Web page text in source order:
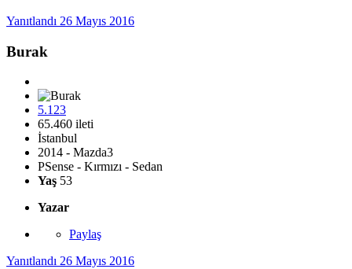
Yanıtlandı 26 Mayıs 2016
Burak
5.123
65.460 ileti
İstanbul
2014 - Mazda3
PSense - Kırmızı - Sedan
Yaş 53
Yazar
Paylaş
Yanıtlandı 26 Mayıs 2016